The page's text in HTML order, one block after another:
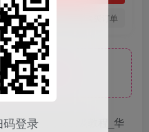
议登陆后购买，可保存购买订单
请付费后查看
登录